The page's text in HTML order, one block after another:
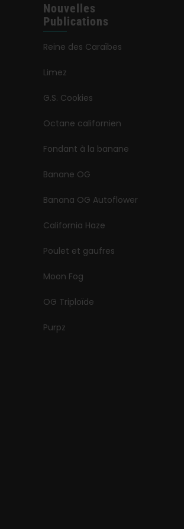
Nouvelles
Publications
Reine des Caraïbes
Limez
G.S. Cookies
Octane californien
Fondant à la banane
Banane OG
Banana OG Autoflower
California Haze
Poulet et gaufres
Moon Fog
OG Triploïde
Purpz